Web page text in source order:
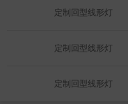
定制回型线形灯
定制回型线形灯
定制回型线形灯